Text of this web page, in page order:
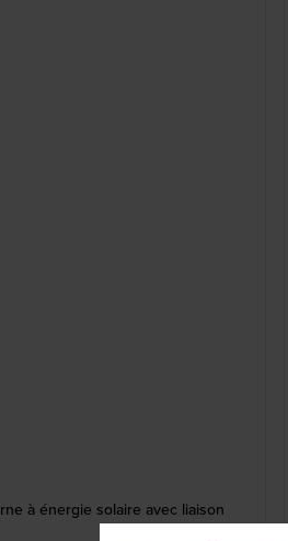
à énergie solaire avec liaison